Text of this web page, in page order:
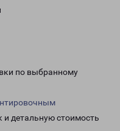
по выбранному
и детальную стоимость